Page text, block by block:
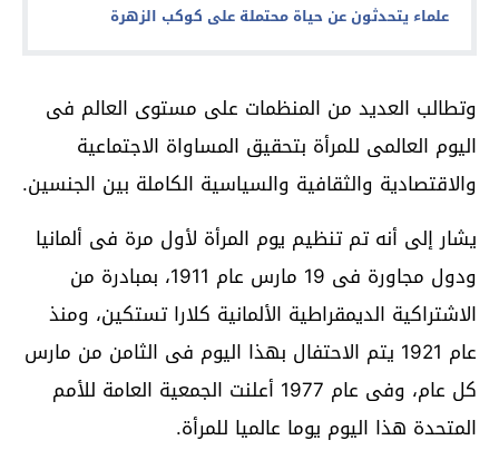
علماء يتحدثون عن حياة محتملة على كوكب الزهرة
وتطالب العديد من المنظمات على مستوى العالم فى
اليوم العالمى للمرأة بتحقيق المساواة الاجتماعية
والاقتصادية والثقافية والسياسية الكاملة بين الجنسين.
يشار إلى أنه تم تنظيم يوم المرأة لأول مرة فى ألمانيا
ودول مجاورة فى 19 مارس عام 1911، بمبادرة من
الاشتراكية الديمقراطية الألمانية كلارا تستكين، ومنذ
عام 1921 يتم الاحتفال بهذا اليوم فى الثامن من مارس
كل عام، وفى عام 1977 أعلنت الجمعية العامة للأمم
المتحدة هذا اليوم يوما عالميا للمرأة.